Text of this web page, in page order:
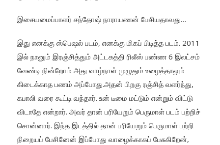
இசையமைப்பாளர் சந்தோஷ் நாராயணன் பேசியதாவது…
இது எனக்கு ஸ்பெஷல் படம், எனக்கு மிகப் பிடித்த படம். 2011
இல் நானும் இரஞ்சித்தும் அட்டகத்தி ரிலீஸ் பண்ண 6 இலட்சம்
வேண்டி நின்றோம் அது வாழ்நாள் முழுதும் உழைத்தாலும்
கிடைக்காத பணம் அப்போது.அதன் பிறகு ரஞ்சித் வளர்ந்து,
கபாலி வரை கூட்டி வந்தார். உன் டீமை மட்டும் என்றும் விட்டு
விடாதே என்றார். அவர் தான் பரியேறும் பெருமாள் படம் பற்றிச்
சொன்னார். இந்த இடத்தில் தான் பரியேறும் பெருமாள் பற்றி
நிறையப் பேசினேன் இப்போது வாழைக்காகப் பேசுகிறேன்,